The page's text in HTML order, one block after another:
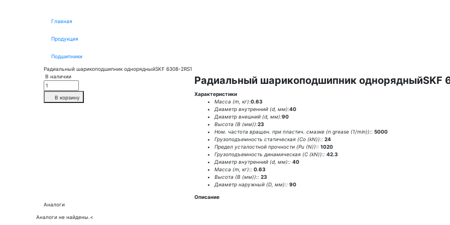
Главная
Продукция
Подшипники
Радиальный шарикоподшипник однорядныйSKF 6308-2RS1
В наличии
В корзину
Радиальный шарикоподшипник однорядныйSKF
Характеристики
Масса (m, кг):0.63
Диаметр внутренний (d, мм):40
Диаметр внешний (d, мм):90
Высота (В (мм)):23
Ном. частота вращен. при пластич. смазке (n grease (1/min)):: 5000
Грузоподъемность статическая (Co (kN)):: 24
Предел усталостной прочности (Pu (N)):: 1020
Грузоподъемность динамическая (C (kN)):: 42.3
Диаметр внутренний (d, мм):: 40
Масса (m, кг):: 0.63
Высота (В (мм)):: 23
Диаметр наружный (D, мм):: 90
Описание
Аналоги
Аналоги не найдены.<